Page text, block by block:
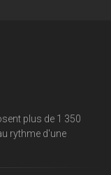
plus de 1 350
rythme d'une